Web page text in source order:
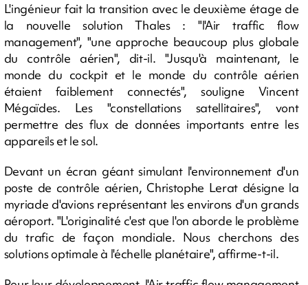
L'ingénieur fait la transition avec le deuxième étage de
la nouvelle solution Thales : "l'Air traffic flow
management", "une approche beaucoup plus globale
du contrôle aérien", dit-il. "Jusqu'à maintenant, le
monde du cockpit et le monde du contrôle aérien
étaient faiblement connectés", souligne Vincent
Mégaïdes. Les "constellations satellitaires", vont
permettre des flux de données importants entre les
appareils et le sol.
Devant un écran géant simulant l'environnement d'un
poste de contrôle aérien, Christophe Lerat désigne la
myriade d'avions représentant les environs d'un grands
aéroport. "L'originalité c'est que l'on aborde le problème
du trafic de façon mondiale. Nous cherchons des
solutions optimale à l'échelle planétaire", affirme-t-il.